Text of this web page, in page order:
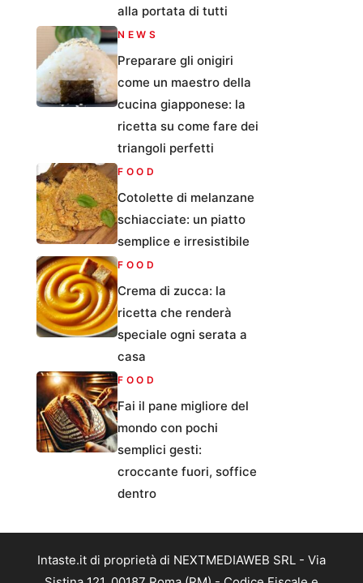
alla portata di tutti
NEWS
Preparare gli onigiri
come un maestro della
cucina giapponese: la
ricetta su come fare dei
triangoli perfetti
FOOD
Cotolette di melanzane
schiacciate: un piatto
semplice e irresistibile
FOOD
Crema di zucca: la
ricetta che renderà
speciale ogni serata a
casa
FOOD
Fai il pane migliore del
mondo con pochi
semplici gesti:
croccante fuori, soffice
dentro
Intaste.it di proprietà di NEXTMEDIAWEB SRL - Via